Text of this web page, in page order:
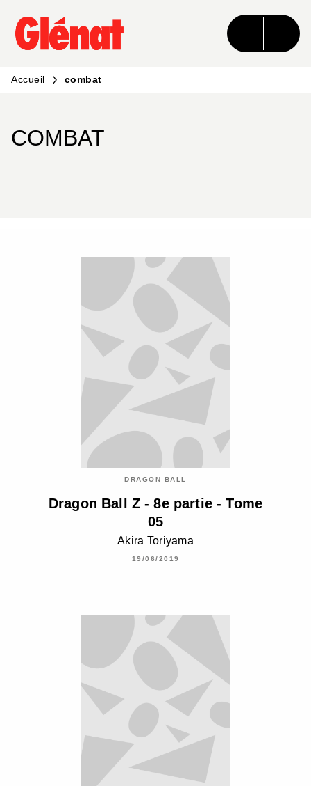
MENU RECHERCHE CONTENU
PIED DE PAGE
Accueil combat
COMBAT
DRAGON BALL
Dragon Ball Z - 8e partie - Tome
05
Akira Toriyama
19/06/2019